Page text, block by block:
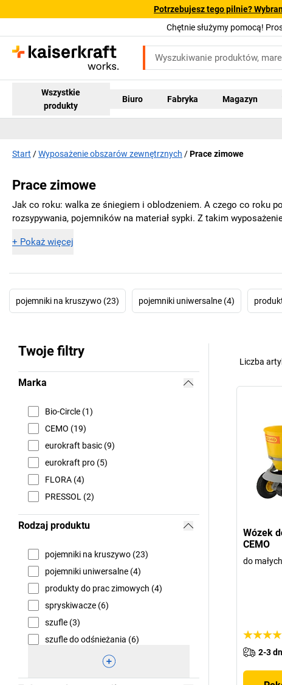
Potrzebujesz tego pilnie?
Chętnie służymy pomocą!
Wszystkie
produkty
Biuro Fabryka Magazyn
Start Wyposażenie obszarów zewnętrznych Prace zimowe
Prace zimowe
Jak co roku: walka ze śniegiem i oblodzeniem. A czego co roku
rozsypywania, pojemników na materiał sypki. Z takim
+ Pokaż więcej
pojemniki na kruszywo (23) pojemniki uniwersalne (4)
Twoje filtry
Marka
Bio-Circle (1)
CEMO (19)
eurokraft basic (9)
eurokraft pro (5)
FLORA (4)
PRESSOL (2)
Rodzaj produktu
pojemniki na kruszywo (23)
pojemniki uniwersalne (4)
produkty do prac zimowych (4)
spryskiwacze (6)
szufle (3)
szufle do odśnieżania (6)
Liczba
Wózek
CEMO
do
2-3